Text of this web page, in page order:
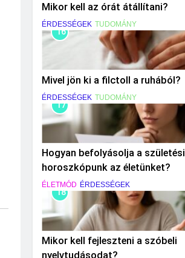
Mikor kell az órát átállítani?
ÉRDESSÉGEK TUDOMÁNY
16
Mivel jön ki a filctoll a ruhából?
ÉRDESSÉGEK TUDOMÁNY
17
Hogyan befolyásolja a születési
horoszkópunk az életünket?
ÉLETMÓD ÉRDESSÉGEK
18
Mikor kell fejleszteni a szóbeli
nyelvtudásodat?